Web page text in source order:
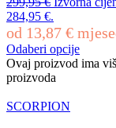
284,95 €.
od 13,87 €
Odaberi opcije
Ovaj proizvod ima
proizvoda
SCORPION